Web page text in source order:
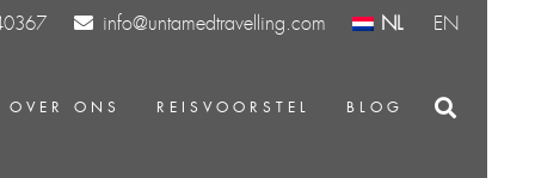
info@untamedtravelling.com NL EN
OVER ONS REISVOORSTEL BLOG